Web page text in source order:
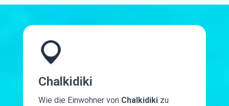
Chalkidiki
Wie die Einwohner von Chalkidiki zu